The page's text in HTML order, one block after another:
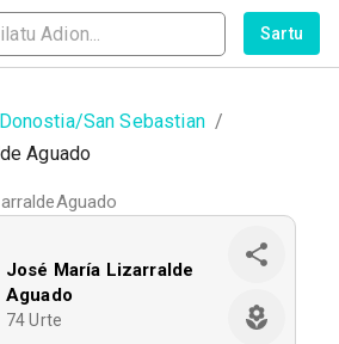
Sartu
Donostia/San Sebastian /
Aguado
José María Lizarralde
Aguado
74 Urte